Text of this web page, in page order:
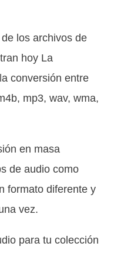
los archivos de
hoy La
conversión entre
mp3, wav, wma,
en masa
de audio como
formato diferente y
vez.
para tu colección